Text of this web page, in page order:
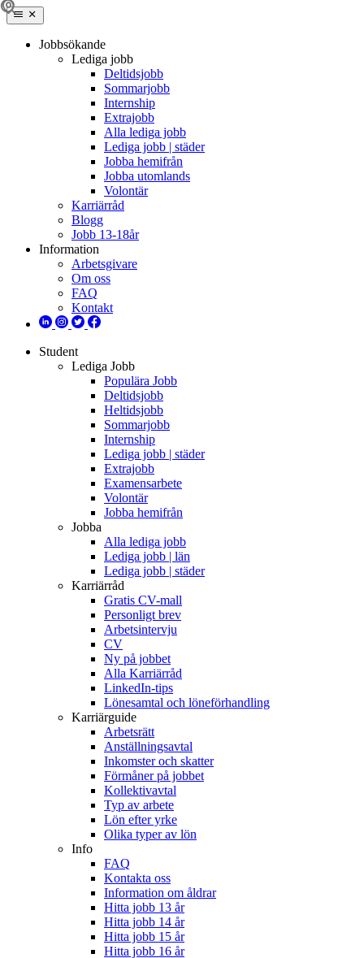
Jobbsökande
Lediga jobb
Deltidsjobb
Sommarjobb
Internship
Extrajobb
Alla lediga jobb
Lediga jobb | städer
Jobba hemifrån
Jobba utomlands
Volontär
Karriärråd
Blogg
Jobb 13-18år
Information
Arbetsgivare
Om oss
FAQ
Kontakt
Student
Lediga Jobb
Populära Jobb
Deltidsjobb
Heltidsjobb
Sommarjobb
Internship
Lediga jobb | städer
Extrajobb
Examensarbete
Volontär
Jobba hemifrån
Jobba
Alla lediga jobb
Lediga jobb | län
Lediga jobb | städer
Karriärråd
Gratis CV-mall
Personligt brev
Arbetsintervju
CV
Ny på jobbet
Alla Karriärråd
LinkedIn-tips
Lönesamtal och löneförhandling
Karriärguide
Arbetsrätt
Anställningsavtal
Inkomster och skatter
Förmåner på jobbet
Kollektivavtal
Typ av arbete
Lön efter yrke
Olika typer av lön
Info
FAQ
Kontakta oss
Information om åldrar
Hitta jobb 13 år
Hitta jobb 14 år
Hitta jobb 15 år
Hitta jobb 16 år